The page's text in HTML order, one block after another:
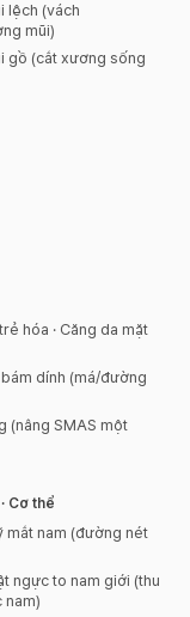
lệch (vách
mũi)
gồ (cắt xương sống
hóa · Căng da mặt
dính (má/đường
(nâng SMAS một
Cơ thể
mắt nam (đường nét
ngực to nam giới (thu
nam)